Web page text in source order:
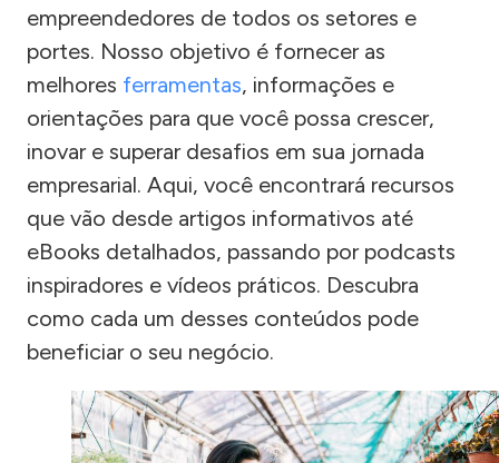
empreendedores de todos os setores e
portes. Nosso objetivo é fornecer as
melhores ferramentas, informações e
orientações para que você possa crescer,
inovar e superar desafios em sua jornada
empresarial. Aqui, você encontrará recursos
que vão desde artigos informativos até
eBooks detalhados, passando por podcasts
inspiradores e vídeos práticos. Descubra
como cada um desses conteúdos pode
beneficiar o seu negócio.